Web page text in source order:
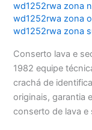
wd1252rwa zona
wd1252rwa zona
wd1252rwa zona
Conserto lava e
1982 equipe
crachá de
originais, garantia
conserto de lava e